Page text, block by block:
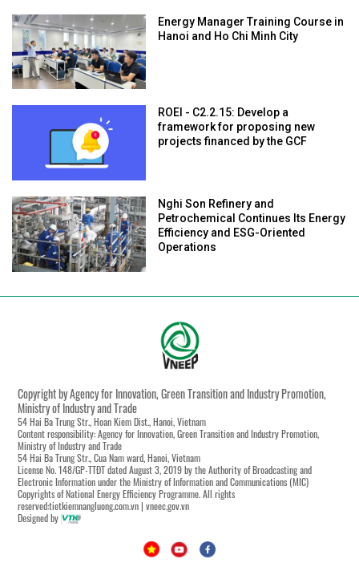
Energy Manager Training Course in
Hanoi and Ho Chi Minh City
ROEI - C2.2.15: Develop a
framework for proposing new
projects financed by the GCF
Nghi Son Refinery and
Petrochemical Continues Its Energy
Efficiency and ESG-Oriented
Operations
Copyright by Agency for Innovation, Green Transition and Industry Promotion,
Ministry of Industry and Trade
54 Hai Ba Trung Str., Hoan Kiem Dist., Hanoi, Vietnam
Content responsibility: Agency for Innovation, Green Transition and Industry Promotion,
Ministry of Industry and Trade
54 Hai Ba Trung Str., Cua Nam ward, Hanoi, Vietnam
License No. 148/GP-TTĐT dated August 3, 2019 by the Authority of Broadcasting and
Electronic Information under the Ministry of Information and Communications (MIC)
Copyrights of National Energy Efficiency Programme. All rights
reserved:tietkiemnangluong.com.vn | vneec.gov.vn
Designed by